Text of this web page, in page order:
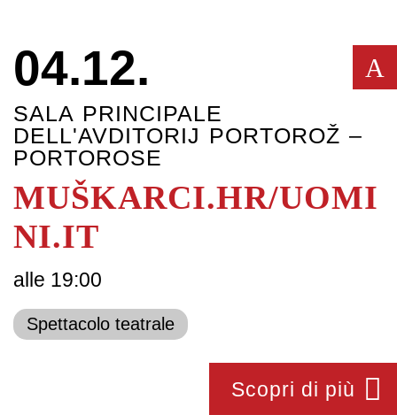
04.12. A
SALA PRINCIPALE
DELL'AVDITORIJ PORTOROŽ –
PORTOROSE
MUŠKARCI.HR/UOMI
NI.IT
alle 19:00
Spettacolo teatrale
Scopri di più